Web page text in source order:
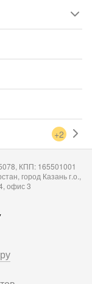
+2
КПП: 165501001
город Казань г.о.,
офис 3